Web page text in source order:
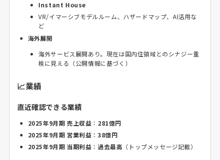
Instant House
VR/イマーシブモデルルーム、ハザードマップ、AI活用な
ど
海外展開
海外サービス展開あり。現在は国内住領域とのシナジー重
視に見える（公開情報に基づく）
📈業績
直近確認できる業績
2025年9月期 売上収益 ： 281億円
2025年9月期 営業利益 ：38億円
2025年9月期 当期利益 ：過去最高 （トップメッセージ記載）